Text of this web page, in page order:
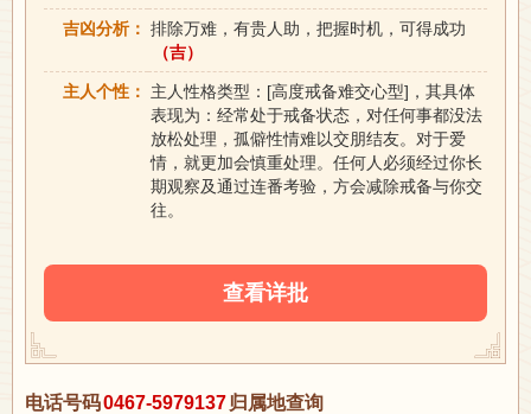
吉凶分析： 排除万难，有贵人助，把握时机，可得成功
（吉）
主人个性：
主人性格类型：[高度戒备难交心型]，其具体
表现为：经常处于戒备状态，对任何事都没法
放松处理，孤僻性情难以交朋结友。对于爱
情，就更加会慎重处理。任何人必须经过你长
期观察及通过连番考验，方会减除戒备与你交
往。
查看详批
电话号码0467-5979137归属地查询